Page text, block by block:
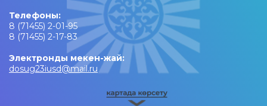
Телефоны:
8 (71455) 2-01-95
8 (71455) 2-17-83
Электронды мекен-жай:
dosug23iusd@mail.ru